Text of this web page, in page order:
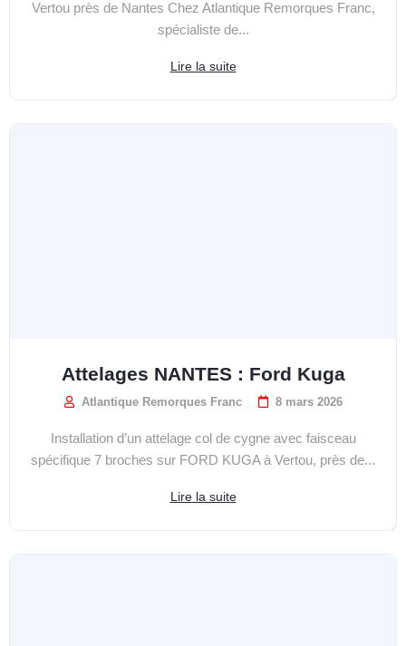
Vertou près de Nantes Chez Atlantique Remorques Franc,
spécialiste de...
Lire la suite
Attelages NANTES : Ford Kuga
Atlantique Remorques Franc 8 mars 2026
Installation d’un attelage col de cygne avec faisceau
spécifique 7 broches sur FORD KUGA à Vertou, près de...
Lire la suite